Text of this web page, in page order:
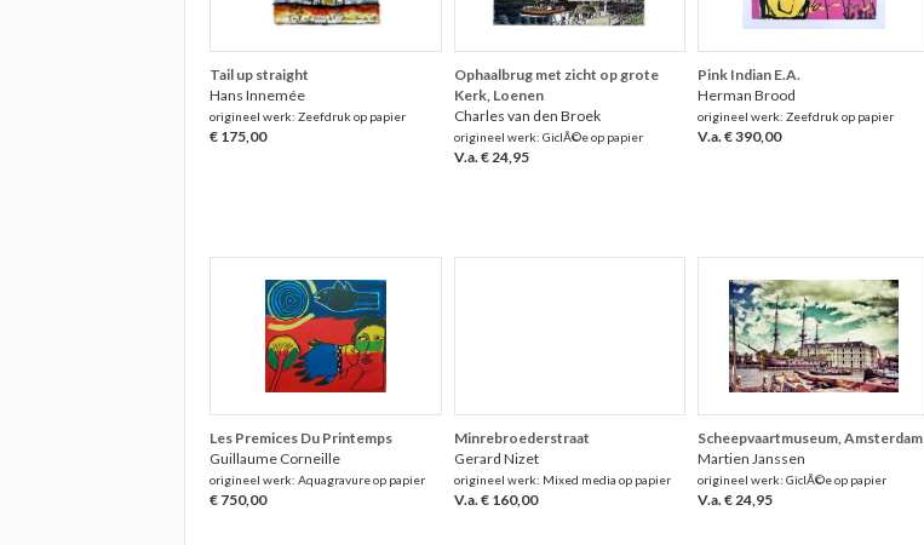
Tail up straight
Hans Innemée
origineel werk: Zeefdruk op papier
€ 175,00
Ophaalbrug met zicht op grote
Kerk, Loenen
Charles van den Broek
origineel werk: GiclÃ©e op papier
V.a. € 24,95
Pink Indian E.A.
Herman Brood
origineel werk: Zeefdruk op papier
V.a. € 390,00
Les Premices Du Printemps
Guillaume Corneille
origineel werk: Aquagravure op papier
€ 750,00
Minrebroederstraat
Gerard Nizet
origineel werk: Mixed media op papier
V.a. € 160,00
Scheepvaartmuseum, Amsterdam
Martien Janssen
origineel werk: GiclÃ©e op papier
V.a. € 24,95